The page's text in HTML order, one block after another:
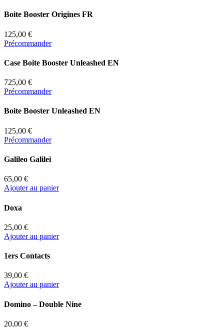
Boite Booster Origines FR
125,00 €
Précommander
Case Boite Booster Unleashed EN
725,00 €
Précommander
Boite Booster Unleashed EN
125,00 €
Précommander
Galileo Galilei
65,00 €
Ajouter au panier
Doxa
25,00 €
Ajouter au panier
1ers Contacts
39,00 €
Ajouter au panier
Domino – Double Nine
20,00 €